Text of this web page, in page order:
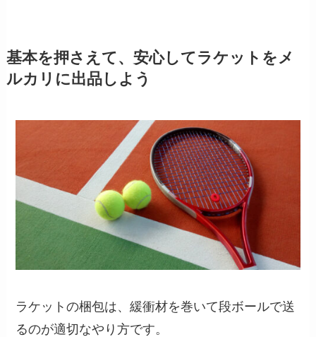
基本を押さえて、安心してラケットをメ
ルカリに出品しよう
ラケットの梱包は、緩衝材を巻いて段ボールで送
るのが適切なやり方です。